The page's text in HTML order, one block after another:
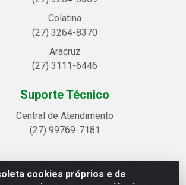
cookies próprios e de
Colatina
(27) 3264-8370
Aracruz
(27) 3111-6446
Suporte Técnico
Central de Atendimento
(27) 99769-7181
LTDA - Avenida Alegre, 2521 -